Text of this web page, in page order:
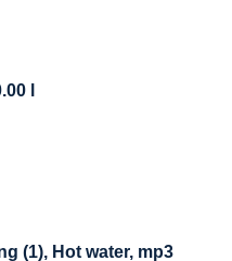
l
(1), Hot water, mp3